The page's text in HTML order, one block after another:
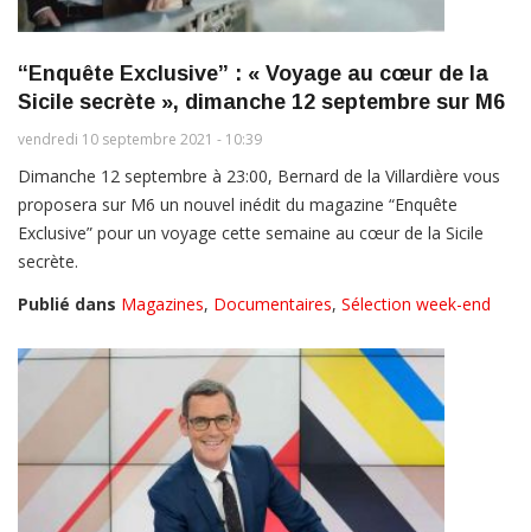
“Enquête Exclusive” : « Voyage au cœur de la
Sicile secrète », dimanche 12 septembre sur M6
vendredi 10 septembre 2021 - 10:39
Dimanche 12 septembre à 23:00, Bernard de la Villardière vous
proposera sur M6 un nouvel inédit du magazine “Enquête
Exclusive” pour un voyage cette semaine au cœur de la Sicile
secrète.
Publié dans Magazines, Documentaires, Sélection week-end